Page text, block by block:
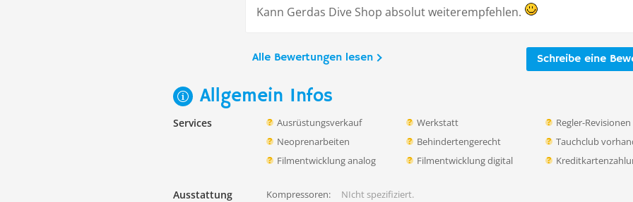
Kann Gerdas Dive Shop absolut weiterempfehlen.
Schreibe eine
Alle Bewertungen lesen
Allgemein Infos
Services Ausrüstungsverkauf Werkstatt
Regler-Revisionen
Neoprenarbeiten
Behindertengerecht
Tauchclub
Filmentwicklung analog
Filmentwicklung digital
Ausstattung Kompressoren: NIcht spezifiziert.